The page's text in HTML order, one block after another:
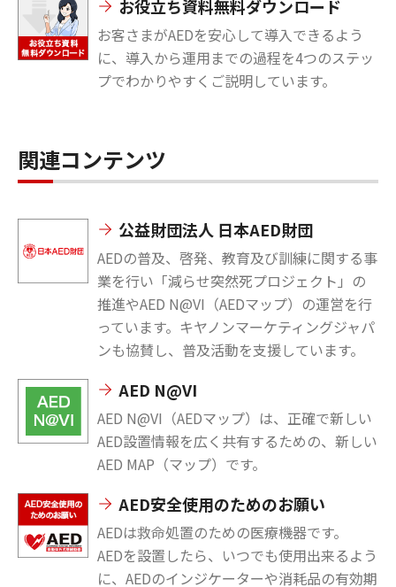
お役立ち資料無料ダウンロード
お客さまがAEDを安心して導入できるよう
に、導入から運用までの過程を4つのステッ
プでわかりやすくご説明しています。
関連コンテンツ
公益財団法人 日本AED財団
AEDの普及、啓発、教育及び訓練に関する事
業を行い「減らせ突然死プロジェクト」の
推進やAED N@VI（AEDマップ）の運営を行
っています。キヤノンマーケティングジャパ
ンも協賛し、普及活動を支援しています。
AED N@VI
AED N@VI（AEDマップ）は、正確で新しい
AED設置情報を広く共有するための、新しい
AED MAP（マップ）です。
AED安全使用のためのお願い
AEDは救命処置のための医療機器です。
AEDを設置したら、いつでも使用出来るよう
に、AEDのインジケーターや消耗品の有効期